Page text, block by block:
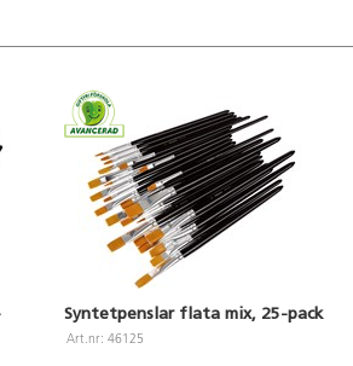
Syntetpenslar flata mix, 25-pack
Art.nr: 46125